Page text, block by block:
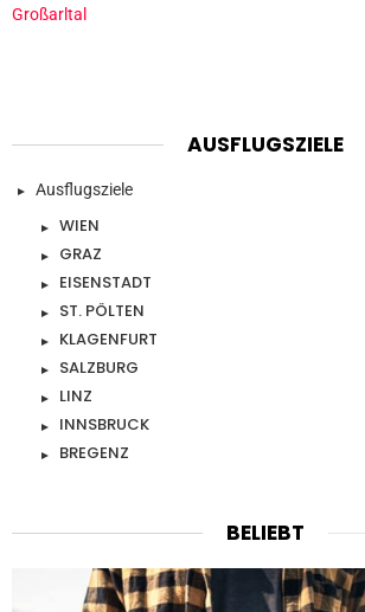
Großarltal
AUSFLUGSZIELE
Ausflugsziele
WIEN
GRAZ
EISENSTADT
ST. PÖLTEN
KLAGENFURT
SALZBURG
LINZ
INNSBRUCK
BREGENZ
BELIEBT